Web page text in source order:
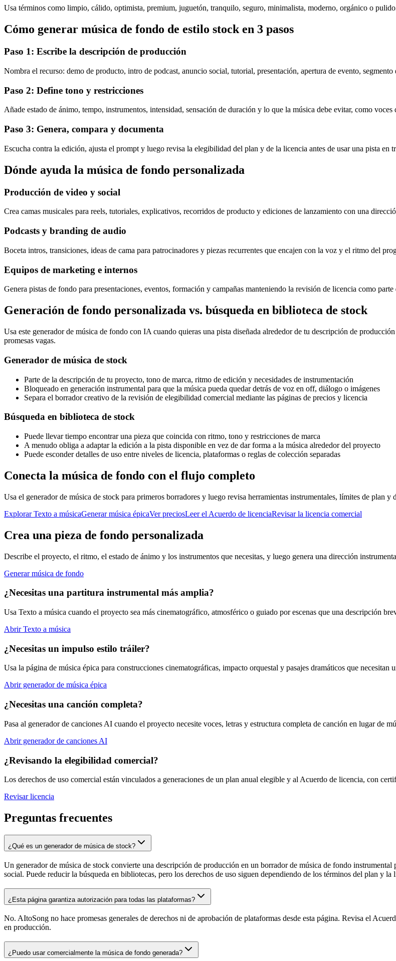
Usa términos como limpio, cálido, optimista, premium, juguetón, tranquilo, seguro, minimalista, moderno, orgánico o
Cómo generar música de fondo de estilo stock en 3 pasos
Paso 1: Escribe la descripción de producción
Nombra el recurso: demo de producto, intro de podcast, anuncio social, tutorial, presentación, apertura de evento,
Paso 2: Define tono y restricciones
Añade estado de ánimo, tempo, instrumentos, intensidad, sensación de duración y lo que la música debe evitar, como voces
Paso 3: Genera, compara y documenta
Escucha contra la edición, ajusta el prompt y luego revisa la elegibilidad del plan y de la licencia antes de usar una pista en
Dónde ayuda la música de fondo personalizada
Producción de video y social
Crea camas musicales para reels, tutoriales, explicativos, recorridos de producto y ediciones de lanzamiento con una
Podcasts y branding de audio
Boceta intros, transiciones, ideas de cama para patrocinadores y piezas recurrentes que encajen con la voz y el ritmo del
Equipos de marketing e internos
Genera pistas de fondo para presentaciones, eventos, formación y campañas manteniendo la revisión de licencia como
Generación de fondo personalizada vs. búsqueda en biblioteca de stock
Usa este generador de música de fondo con IA cuando quieras una pista diseñada alrededor de tu descripción de
promesas vagas.
Generador de música de stock
Parte de la descripción de tu proyecto, tono de marca, ritmo de edición y necesidades de instrumentación
Bloqueado en generación instrumental para que la música pueda quedar detrás de voz en off, diálogo o imágenes
Separa el borrador creativo de la revisión de elegibilidad comercial mediante las páginas de precios y licencia
Búsqueda en biblioteca de stock
Puede llevar tiempo encontrar una pieza que coincida con ritmo, tono y restricciones de marca
A menudo obliga a adaptar la edición a la pista disponible en vez de dar forma a la música alrededor del proyecto
Puede esconder detalles de uso entre niveles de licencia, plataformas o reglas de colección separadas
Conecta la música de fondo con el flujo completo
Usa el generador de música de stock para primeros borradores y luego revisa herramientas instrumentales, límites de plan
Explorar Texto a músicaGenerar música épicaVer preciosLeer el Acuerdo de licenciaRevisar la licencia comercial
Crea una pieza de fondo personalizada
Describe el proyecto, el ritmo, el estado de ánimo y los instrumentos que necesitas, y luego genera una dirección
Generar música de fondo
¿Necesitas una partitura instrumental más amplia?
Usa Texto a música cuando el proyecto sea más cinematográfico, atmosférico o guiado por escenas que una descripción
Abrir Texto a música
¿Necesitas un impulso estilo tráiler?
Usa la página de música épica para construcciones cinematográficas, impacto orquestal y pasajes dramáticos que necesitan
Abrir generador de música épica
¿Necesitas una canción completa?
Pasa al generador de canciones AI cuando el proyecto necesite voces, letras y estructura completa de canción en lugar de
Abrir generador de canciones AI
¿Revisando la elegibilidad comercial?
Los derechos de uso comercial están vinculados a generaciones de un plan anual elegible y al Acuerdo de licencia, con
Revisar licencia
Preguntas frecuentes
¿Qué es un generador de música de stock?
Un generador de música de stock convierte una descripción de producción en un borrador de música de fondo
social. Puede reducir la búsqueda en bibliotecas, pero los derechos de uso siguen dependiendo de los términos del plan y la
¿Esta página garantiza autorización para todas las plataformas?
No. AItoSong no hace promesas generales de derechos ni de aprobación de plataformas desde esta página. Revisa el
en producción.
¿Puedo usar comercialmente la música de fondo generada?